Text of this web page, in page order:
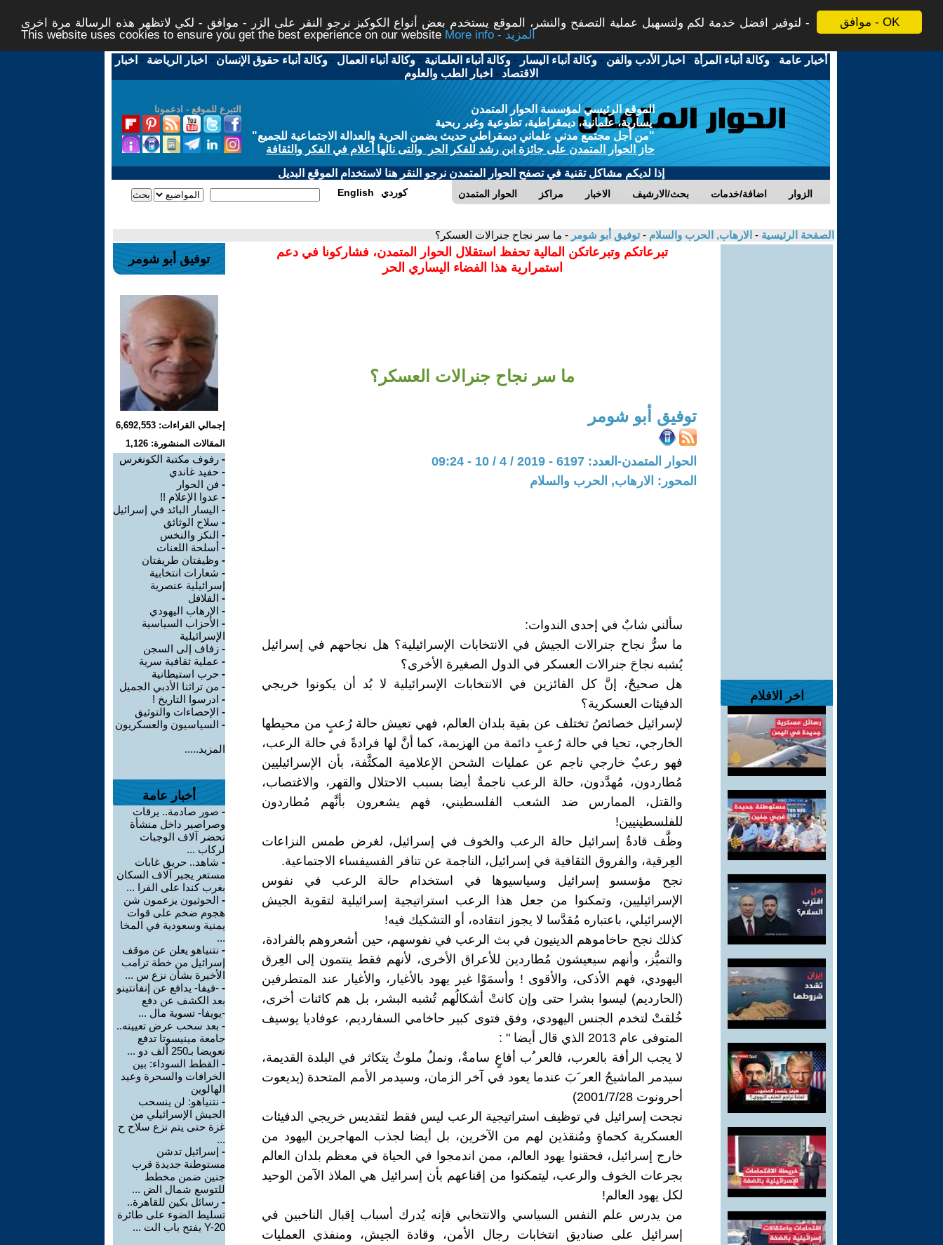
موافق - OK
لتوفير افضل خدمة لكم ولتسهيل عملية التصفح والنشر، الموقع يستخدم بعض أنواع الكوكيز نرجو النقر على الزر - موافق - لكي لاتظهر هذه الرسالة مرة اخرى -
This website uses cookies to ensure you get the best experience on our website
More info - المزيد
أخبار عامة -وكالة أنباء المرأة - اخبار الأدب والفن -وكالة أنباء اليسار -وكالة أنباء العلمانية -وكالة أنباء العمال -وكالة أنباء حقوق الإنسان - اخبار الرياضة - اخبار
الاقتصاد - اخبار الطب والعلوم
التبرع للموقع - ادعمونا
الموقع الرئيسي لمؤسسة الحوار المتمدن
يسارية، علمانية، ديمقراطية، تطوعية وغير ربحية
"من أجل مجتمع مدني علماني ديمقراطي حديث يضمن الحرية والعدالة الاجتماعية للجميع"
حاز الحوار المتمدن على جائزة ابن رشد للفكر الحر والتى نالها أعلام في الفكر والثقافة
إذا لديكم مشاكل تقنية في تصفح الحوار المتمدن نرجو النقر هنا لاستخدام الموقع البديل
الحوار المتمدن مراكز الاخبار بحث/الارشيف اضافة/خدمات الزوار English كوردي
الصفحة الرئيسية - الارهاب, الحرب والسلام -توفيق أبو شومر - ما سر نجاح جنرالات العسكر؟
اخر الافلام
تبرعاتكم وتبرعاتكن المالية تحفظ استقلال الحوار المتمدن، فشاركونا في دعم
استمرارية هذا الفضاء اليساري الحر
ما سر نجاح جنرالات العسكر؟
توفيق أبو شومر
الحوار المتمدن-العدد: 6197 - 2019 / 4 / 10 - 09:24
المحور: الارهاب, الحرب والسلام
سألني شابٌ في إحدى الندوات:
ما سرُّ نجاح جنرالات الجيش في الانتخابات الإسرائيلية؟ هل نجاحهم في إسرائيل
يُشبه نجاحَ جنرالات العسكر في الدول الصغيرة الأخرى؟
هل صحيحٌ، إنَّ كل الفائزين في الانتخابات الإسرائيلية لا بُد أن يكونوا خريجي
الدفيئات العسكرية؟
لإسرائيل خصائصُ تختلف عن بقية بلدان العالم، فهي تعيش حالة رُعبٍ من محيطها
الخارجي، تحيا في حالة رُعبٍ دائمة من الهزيمة، كما أنَّ لها فرادةً في حالة الرعب،
فهو رعبٌ خارجي ناجم عن عمليات الشحن الإعلامية المكثَّفة، بأن الإسرائيليين
مُطاردون، مُهدَّدون، حالة الرعب ناجمةٌ أيضا بسبب الاحتلال والقهر، والاغتصاب،
والقتل، الممارس ضد الشعب الفلسطيني، فهم يشعرون بأنَّهم مُطاردون
للفلسطينيين!
وظَّف قادةُ إسرائيل حالة الرعب والخوف في إسرائيل، لغرض طمس النزاعات
العِرقية، والفروق الثقافية في إسرائيل، الناجمة عن تنافر الفسيفساء الاجتماعية.
نجح مؤسسو إسرائيل وسياسيوها في استخدام حالة الرعب في نفوس
الإسرائيليين، وتمكنوا من جعل هذا الرعب استراتيجية إسرائيلية لتقوية الجيش
الإسرائيلي، باعتباره مُقدَّسا لا يجوز انتقاده، أو التشكيك فيه!
كذلك نجح حاخاموهم الدينيون في بث الرعب في نفوسهم، حين أشعروهم بالفرادة،
والتميُّز، وأنهم سيعيشون مُطاردين للأعراق الأخرى، لأنهم فقط ينتمون إلى العِرق
اليهودي، فهم الأذكى، والأقوى ! وأسمَوْا غير يهود بالأغيار، والأغيار عند المتطرفين
(الحارديم) ليسوا بشرا حتى وإن كانتْ أشكالُهم تُشبه البشر، بل هم كائنات أخرى،
خُلقتْ لتخدم الجنس اليهودي، وفق فتوى كبير حاخامي السفارديم، عوفاديا يوسيف
المتوفى عام 2013 الذي قال أيضا " :
لا يجب الرأفة بالعرب، فالعر ُب أفاعٍ سامةٌ، ونملٌ ملوثٌ یتكاثر في البلدة القدیمة،
سيدمر الماشیحُ العر َبَ عندما یعود في آخر الزمان، وسيدمر الأمم المتحدة (یديعوت
أحرونوت 2001/7/28)
نجحت إسرائيل في توظيف استراتيجية الرعب ليس فقط لتقديس خريجي الدفيئات
العسكرية كحماةٍ ومُنقذين لهم من الآخرين، بل أيضا لجذب المهاجرين اليهود من
خارج إسرائيل، فحقنوا يهود العالم، ممن اندمجوا في الحياة في معظم بلدان العالم
بجرعات الخوف والرعب، ليتمكنوا من إقناعهم بأن إسرائيل هي الملاذ الآمن الوحيد
لكل يهود العالم!
من يدرس علم النفس السياسي والانتخابي فإنه يُدرك أسباب إقبال الناخبين في
إسرائيل على صناديق انتخابات رجال الأمن، وقادة الجيش، ومنفذي العمليات
توفيق أبو شومر
إجمالي القراءات: 6,692,553
المقالات المنشورة: 1,126
- رفوف مكتبة الكونغرس
- حفيد غاندي
- فن الحوار
- عدوا الإعلام !!
- اليسار البائد في إسرائيل
- سلاح الوثائق
- النكز والنخس
- أسلحة اللعنات
- وظيفتان طريفتان
- شعارات انتخابية
إسرائيلية عنصرية
- الفلافل
- الإرهاب اليهودي
- الأحزاب السياسية
الإسرائيلية
- زفاف إلى السجن
- عملية ثقافية سرية
- حرب استيطانية
- من تراثنا الأدبي الجميل
- ادرسوا التاريخ !
- الإحصاءات والتوثيق
- السياسيون والعسكريون
المزيد.....
أخبار عامة
- صور صادمة.. يرقات
وصراصير داخل منشأة
تحضر آلاف الوجبات
لركاب ...
- شاهد.. حريق غابات
مستعر يجبر آلاف السكان
بغرب كندا على الفرا ...
- الحوثيون يزعمون شن
هجوم ضخم على قوات
يمنية وسعودية في المخا
...
- نتنياهو يعلن عن موقف
إسرائيل من خطة ترامب
الأخيرة بشأن نزع س ...
- -فيفا- يدافع عن إنفانتينو
بعد الكشف عن دفع
-يويفا- تسوية مال ...
- بعد سحب عرض تعيينه..
جامعة مينيسوتا تدفع
تعويضا بـ250 ألف دو ...
- القطط السوداء: بين
الخرافات والسحرة وعيد
الهالوين
- نتنياهو: لن ينسحب
الجيش الإسرائيلي من
غزة حتى يتم نزع سلاح ح
...
- إسرائيل تدشن
مستوطنة جديدة قرب
جنين ضمن مخطط
للتوسع شمال الض ...
- رسائل بكين للقاهرة..
تسليط الضوء على طائرة
Y-20 يفتح باب الت ...